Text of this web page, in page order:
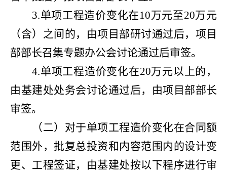
3.单项工程造价变化在10万元至20万元
（含）之间的，由项目部研讨通过后，项目
部部长召集专题办公会讨论通过后审签。
4.单项工程造价变化在20万元以上的，
由基建处处务会讨论通过后，由项目部部长
审签。
（二）对于单项工程造价变化在合同额
范围外，批复总投资和内容范围内的设计变
更、工程签证，由基建处按以下程序进行审